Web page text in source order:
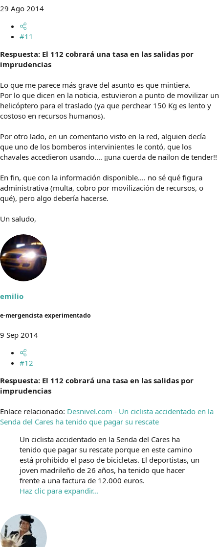
29 Ago 2014
#11
Respuesta: El 112 cobrará una tasa en las salidas por
imprudencias
Lo que me parece más grave del asunto es que mintiera.
Por lo que dicen en la noticia, estuvieron a punto de movilizar un
helicóptero para el traslado (ya que perchear 150 Kg es lento y
costoso en recursos humanos).
Por otro lado, en un comentario visto en la red, alguien decía
que uno de los bomberos intervinientes le contó, que los
chavales accedieron usando.... ¡¡una cuerda de nailon de tender!!
En fin, que con la información disponible.... no sé qué figura
administrativa (multa, cobro por movilización de recursos, o
qué), pero algo debería hacerse.
Un saludo,
emilio
e-mergencista experimentado
9 Sep 2014
#12
Respuesta: El 112 cobrará una tasa en las salidas por
imprudencias
Enlace relacionado: Desnivel.com - Un ciclista accidentado en la
Senda del Cares ha tenido que pagar su rescate
Un ciclista accidentado en la Senda del Cares ha
tenido que pagar su rescate porque en este camino
está prohibido el paso de bicicletas. El deportistas, un
joven madrileño de 26 años, ha tenido que hacer
frente a una factura de 12.000 euros.
Haz clic para expandir...